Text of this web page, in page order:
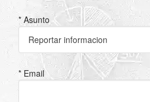
* Asunto
* Email